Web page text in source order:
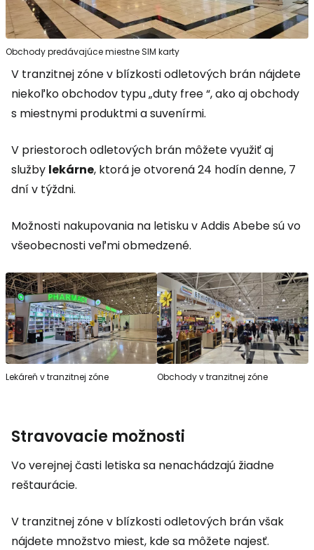
Obchody predávajúce miestne SIM karty
V tranzitnej zóne v blízkosti odletových brán nájdete
niekoľko obchodov typu „duty free“, ako aj obchody
s miestnymi produktmi a suvenírmi.
V priestoroch odletových brán môžete využiť aj
služby lekárne, ktorá je otvorená 24 hodín denne, 7
dní v týždni.
Možnosti nakupovania na letisku v Addis Abebe sú vo
všeobecnosti veľmi obmedzené.
Lekáreň v tranzitnej zóne Obchody v tranzitnej zóne
Stravovacie možnosti
Vo verejnej časti letiska sa nenachádzajú žiadne
reštaurácie.
V tranzitnej zóne v blízkosti odletových brán však
nájdete množstvo miest, kde sa môžete najesť.